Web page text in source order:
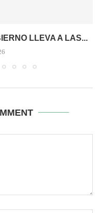
LLEVA A LAS...